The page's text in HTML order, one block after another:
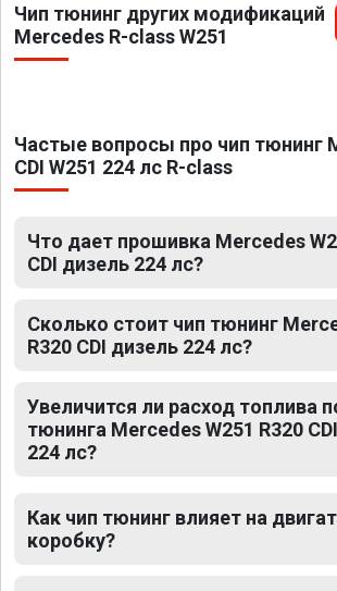
Чип тюнинг других модификаций
Mercedes R-class W251
Частые вопросы про чип тюнинг
CDI W251 224 лс R-class
Что дает прошивка Mercedes
CDI дизель 224 лс?
Сколько стоит чип тюнинг
R320 CDI дизель 224 лс?
Увеличится ли расход топлива
тюнинга Mercedes W251 R320
224 лс?
Как чип тюнинг влияет на
коробку?